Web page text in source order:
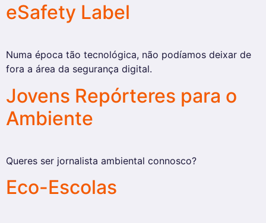
eSafety Label
Numa época tão tecnológica, não podíamos deixar de
fora a área da segurança digital.
Jovens Repórteres para o
Ambiente
Queres ser jornalista ambiental connosco?
Eco-Escolas